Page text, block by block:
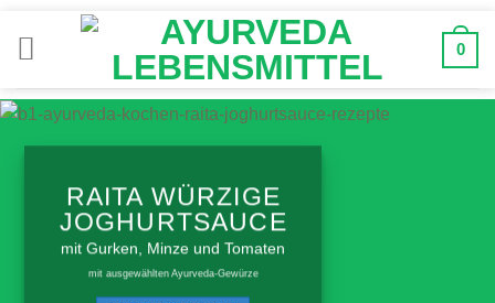
Inhalt
0
RAITA WÜRZIGE
JOGHURTSAUCE
mit Gurken, Minze und Tomaten
mit ausgewählten Ayurveda-Gewürze